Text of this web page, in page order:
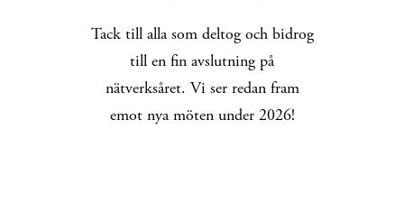
Tack till alla som deltog och bidrog
till en fin avslutning på
nätverksåret. Vi ser redan fram
emot nya möten under 2026!